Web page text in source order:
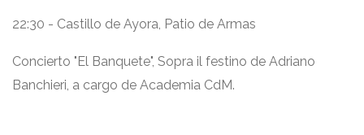
22:30 - Castillo de Ayora, Patio de Armas
Concierto "El Banquete", Sopra il festino de Adriano
Banchieri, a cargo de Academia CdM.